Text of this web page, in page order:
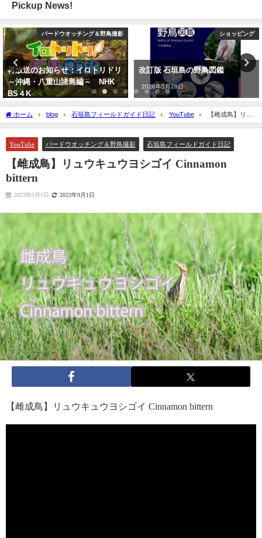
Pickup News!
バードウオッチング＆野鳥撮影
知らせ：イロトリドリ
重山諸島編～ NHK
ショッピング
改訂版 石垣島の野鳥図鑑
2026年5月28日
ホーム blog 石垣島フィールドガイド日記 YouTube
【雌成鳥】リュ
ウキュウヨシゴイ Cinnamon bittern
YouTube バードウオッチング＆野鳥撮影 石垣島フィールドガイド日記
【雌成鳥】リュウキュウヨシゴイ Cinnamon
bittern
2023年9月1日 2023年9月1日
【雌成鳥】リュウキュウヨシゴイ Cinnamon bittern